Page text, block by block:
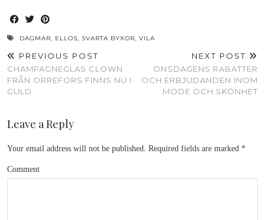
DAGMAR, ELLOS, SVARTA BYXOR, VILA
PREVIOUS POST
CHAMPAGNEGLAS CLOWN
FRÅN ORREFORS FINNS NU I
GULD
NEXT POST
ONSDAGENS RABATTER
OCH ERBJUDANDEN INOM
MODE OCH SKÖNHET
Leave a Reply
Your email address will not be published. Required fields are marked *
Comment